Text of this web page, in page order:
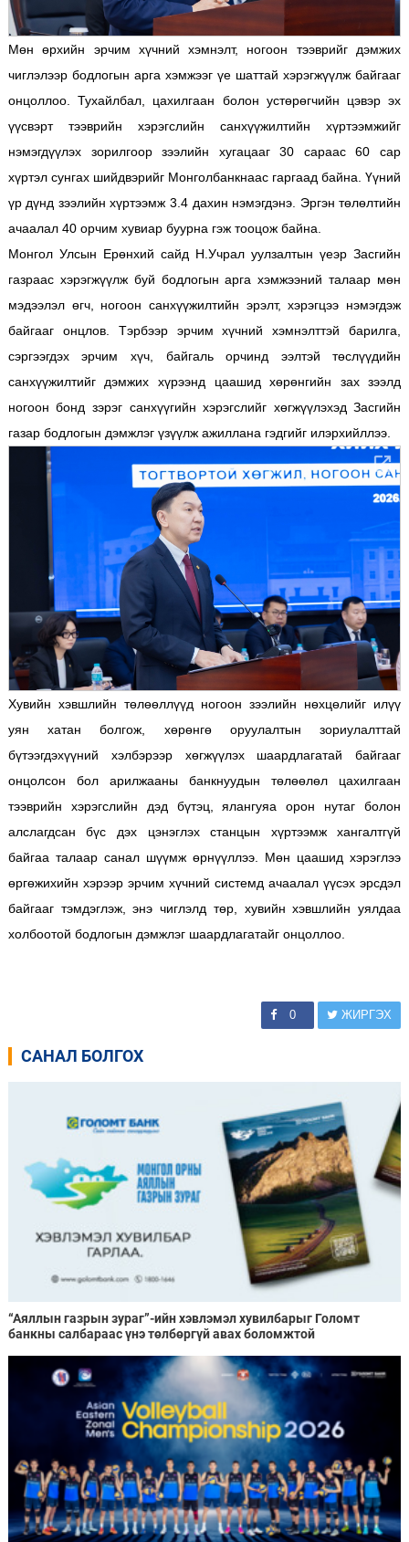
Мөн өрхийн эрчим хүчний хэмнэлт, ногоон тээврийг дэмжих
чиглэлээр бодлогын арга хэмжээг үе шаттай хэрэгжүүлж байгааг
онцоллоо. Тухайлбал, цахилгаан болон устөрөгчийн цэвэр эх
үүсвэрт тээврийн хэрэгслийн санхүүжилтийн хүртээмжийг
нэмэгдүүлэх зорилгоор зээлийн хугацааг 30 сараас 60 сар
хүртэл сунгах шийдвэрийг Монголбанкнаас гаргаад байна. Үүний
үр дүнд зээлийн хүртээмж 3.4 дахин нэмэгдэнэ. Эргэн төлөлтийн
ачаалал 40 орчим хувиар буурна гэж тооцож байна.
Монгол Улсын Ерөнхий сайд Н.Учрал уулзалтын үеэр Засгийн
газраас хэрэгжүүлж буй бодлогын арга хэмжээний талаар мөн
мэдээлэл өгч, ногоон санхүүжилтийн эрэлт, хэрэгцээ нэмэгдэж
байгааг онцлов. Тэрбээр эрчим хүчний хэмнэлттэй барилга,
сэргээгдэх эрчим хүч, байгаль орчинд ээлтэй төслүүдийн
санхүүжилтийг дэмжих хүрээнд цаашид хөрөнгийн зах зээлд
ногоон бонд зэрэг санхүүгийн хэрэгслийг хөгжүүлэхэд Засгийн
газар бодлогын дэмжлэг үзүүлж ажиллана гэдгийг илэрхийллээ.
Хувийн хэвшлийн төлөөллүүд ногоон зээлийн нөхцөлийг илүү
уян хатан болгож, хөрөнгө оруулалтын зориулалттай
бүтээгдэхүүний хэлбэрээр хөгжүүлэх шаардлагатай байгааг
онцолсон бол арилжааны банкнуудын төлөөлөл цахилгаан
тээврийн хэрэгслийн дэд бүтэц, ялангуяа орон нутаг болон
алслагдсан бүс дэх цэнэглэх станцын хүртээмж хангалтгүй
байгаа талаар санал шүүмж өрнүүллээ. Мөн цаашид хэрэглээ
өргөжихийн хэрээр эрчим хүчний системд ачаалал үүсэх эрсдэл
байгааг тэмдэглэж, энэ чиглэлд төр, хувийн хэвшлийн уялдаа
холбоотой бодлогын дэмжлэг шаардлагатайг онцоллоо.
0 ЖИРГЭХ
САНАЛ БОЛГОХ
“Аяллын газрын зураг”-ийн хэвлэмэл хувилбарыг Голомт
банкны салбараас үнэ төлбөргүй авах боломжтой